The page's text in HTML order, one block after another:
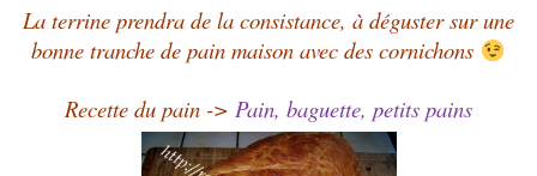
La terrine prendra de la consistance, à déguster sur une
bonne tranche de pain maison avec des cornichons
Recette du pain -> Pain, baguette, petits pains